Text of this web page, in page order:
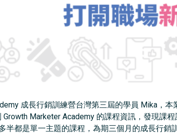
成長行銷訓練營台灣第三屆的學員 Mika，
Growth Marketer Academy 的課程資訊，發現課
半都是單一主題的課程，為期三個月的成長行銷